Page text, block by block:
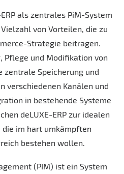
als zentrales PiM-System
von Vorteilen, die zu
Strategie beitragen.
Pflege und Modifikation von
zentrale Speicherung und
verschiedenen Kanälen und
in bestehende Systeme
deLUXE-ERP zur idealen
die im hart umkämpften
bestehen wollen.
(PIM) ist ein System